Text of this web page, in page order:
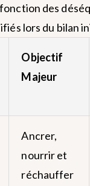
des
lors du bilan
Objectif
Majeur
Ancrer,
nourrir et
réchauffer